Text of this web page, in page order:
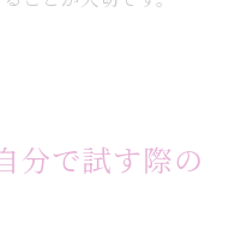
分で試す際の